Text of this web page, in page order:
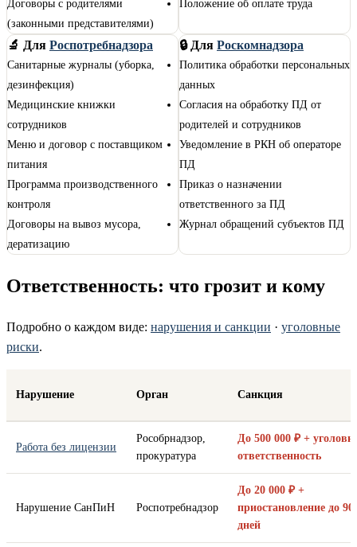
Договоры с родителями
(законными представителями)
Положение об оплате труда
🔬 Для Роспотребнадзора
Санитарные журналы (уборка,
дезинфекция)
Медицинские книжки
сотрудников
Меню и договор с поставщиком
питания
Программа производственного
контроля
Договоры на вывоз мусора,
дератизацию
🔒 Для Роскомнадзора
Политика обработки персональных
данных
Согласия на обработку ПД от
родителей и сотрудников
Уведомление в РКН об операторе
ПД
Приказ о назначении
ответственного за ПД
Журнал обращений субъектов ПД
Ответственность: что грозит и кому
Подробно о каждом виде: нарушения и санкции · уголовные
риски.
Нарушение Орган Санкция
Работа без лицензии
Рособрнадзор,
прокуратура
До 500 000 ₽ +
ответственность
Нарушение СанПиН Роспотребнадзор
До 20 000 ₽ +
приостановление до 90
дней